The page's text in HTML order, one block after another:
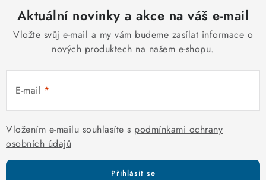
a
c
p
r
v
k
y
v
ý
Aktuální novinky a akce na váš e-mail
Vložte svůj e-mail a my vám budeme zasílat informace o
nových produktech na našem e-shopu.
E-mail
Vložením e-mailu souhlasíte s podmínkami ochrany
osobních údajů
Přihlásit se